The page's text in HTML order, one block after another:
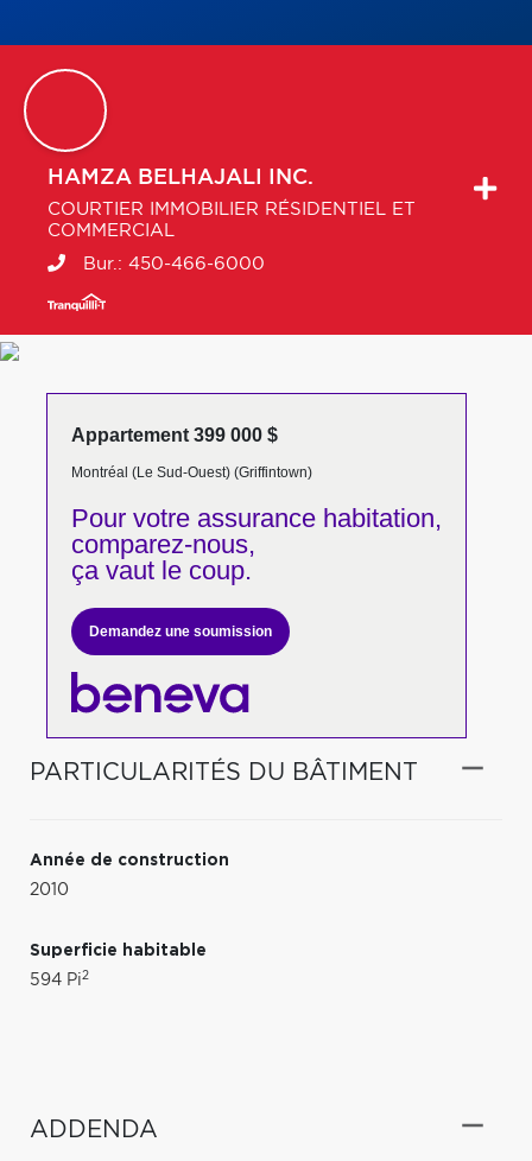
HAMZA BELHAJALI INC.
COURTIER IMMOBILIER RÉSIDENTIEL ET
COMMERCIAL
Bur.: 450-466-6000
Appartement 399 000 $
Montréal (Le Sud-Ouest) (Griffintown)
Pour votreassurance habitation,
comparez-nous,
ça vaut le coup.
Demandez une soumission
PARTICULARITÉS DU BÂTIMENT
Année de construction
2010
Superficie habitable
594 Pi2
ADDENDA